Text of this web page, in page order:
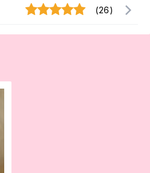
(26)